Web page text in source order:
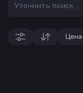
Цена